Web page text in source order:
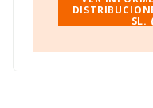
facturación alcanza la
y la media entre
provincia de Madrid,
SL.